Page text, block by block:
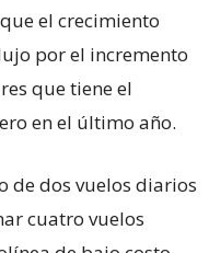
el crecimiento
por el incremento
que tiene el
en el último año.
de dos vuelos diarios
cuatro vuelos